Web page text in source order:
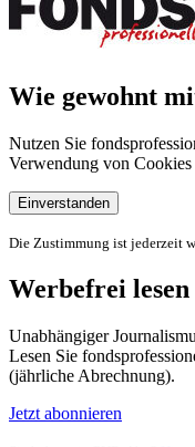
Wie gewohnt
Nutzen Sie
Verwendung von Cookies
Einverstanden
Die Zustimmung ist jederzeit
Werbefrei lesen
Unabhängiger
Lesen Sie
(jährliche Abrechnung).
Jetzt abonnieren